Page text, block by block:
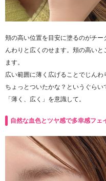
頬の高い位置を目安に塗るのがチー
んわりと広くのせます。頬の高い
ます。
広い範囲に薄く広げることでじんわ
ちょっとついたかな？というぐらい
「薄く、広く」を意識して。
自然な血色とツヤ感で多幸感フ